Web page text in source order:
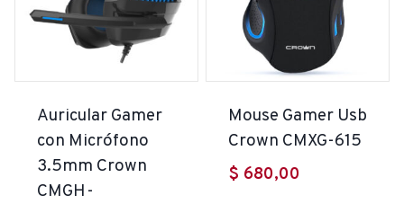
Auricular Gamer
con Micrófono
3.5mm Crown
CMGH-
Mouse Gamer Usb
Crown CMXG-615
$ 680,00